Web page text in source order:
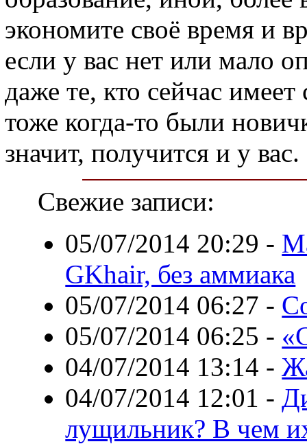
экономите своё время и
если у вас нет или мало
даже те, кто сейчас
тоже когда-то были
значит, получится и у вас.
Свежие записи:
05/07/2014 20:29 -
GKhair, без аммиака
05/07/2014 06:27 -
05/07/2014 06:25 -
04/07/2014 13:14 -
04/07/2014 12:01 -
лущильник? В чем